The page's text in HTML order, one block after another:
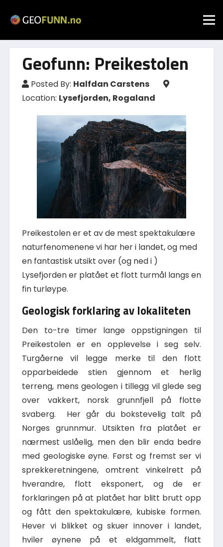
Geofunn: Preikestolen
Posted By: Halfdan Carstens
Location: Lysefjorden, Rogaland
Preikestolen er et av de mest spektakulære
naturfenomenene vi har her i landet, og med
en fantastisk utsikt over (og ned i )
Lysefjorden er platået et flott turmål langs en
fin turløype.
Geologisk forklaring av lokaliteten
Den to-tre timer lange oppstigningen til
Preikestolen er en opplevelse i seg selv.
Turgåerne vil legge merke til den flott
opparbeidede stien gjennom et herlig
terreng, mens geologen i tillegg vil glede seg
over vakkert, norsk grunnfjell på flotte
svaberg. Her går du bokstevelig talt på
Norges grunnmur. Utsikten fra platået er
nærmest uslåelig, men den blir enda bedre
med geologiske øyne. Først og fremst ser vi
sprekkeretningene, omtrent vinkelrett på
hverandre, flott eksponert, og de er
forklaringen på at platået har blitt brutt opp
og fått den spektakulære, kubiske formen.
Hever vi blikket og skuer innover i landet,
hviler øynene på et eldgammelt, flatt